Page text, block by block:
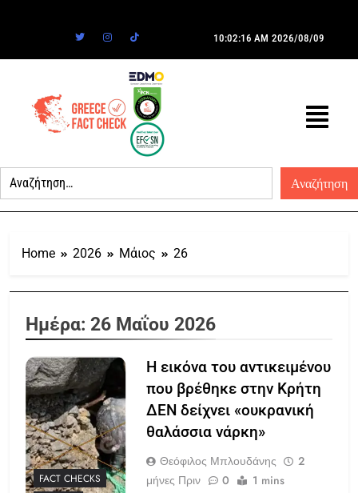
10:02:16 AM 2026/08/09
Home 2026 Μάιος 26
Ημέρα: 26 Μαΐου 2026
FACT CHECKS
Η εικόνα του αντικειμένου
που βρέθηκε στην Κρήτη
ΔΕΝ δείχνει «ουκρανική
θαλάσσια νάρκη»
Θεόφιλος Μπλουδάνης
2
μήνες Πριν
0 1 mins